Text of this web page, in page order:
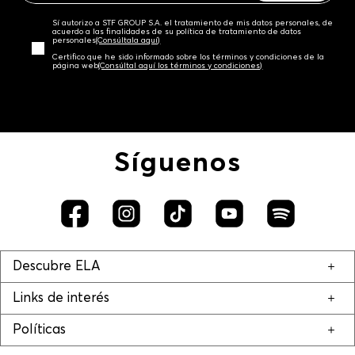
Sí autorizo a STF GROUP S.A. el tratamiento de mis datos personales, de
acuerdo a las finalidades de su política de tratamiento de datos
personales‎(Consúltala aquí)
Certifico que he sido informado sobre los términos y condiciones de la
página web‎(Consúltal aquí los términos y condiciones)
Síguenos
Descubre ELA
Links de interés
Políticas